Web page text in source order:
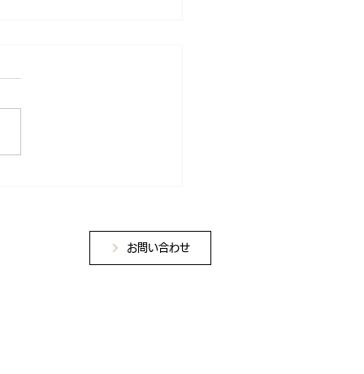
お問い合わせ